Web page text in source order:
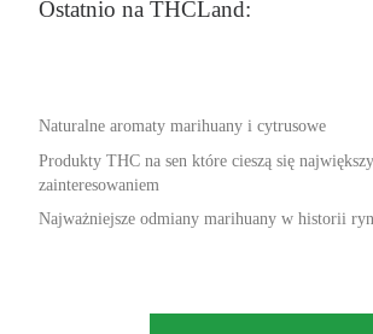
Ostatnio na THCLand:
Naturalne aromaty marihuany i cytrusowe
Produkty THC na sen które cieszą się
zainteresowaniem
Najważniejsze odmiany marihuany w historii